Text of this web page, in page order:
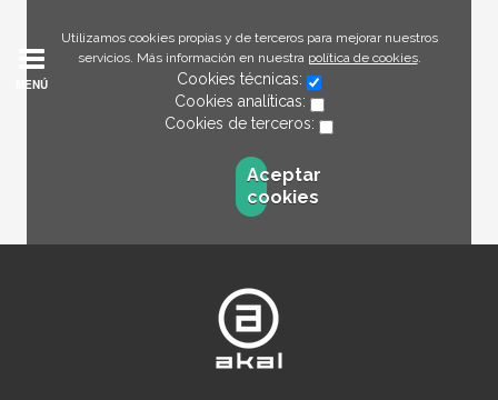
Utilizamos cookies propias y de terceros para mejorar nuestros
servicios. Más información en nuestra política de cookies.
Cookies técnicas:
Cookies analíticas:
Cookies de terceros:
Aceptar
cookies
MENÚ